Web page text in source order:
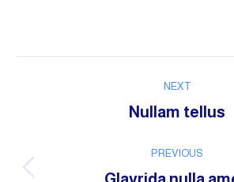
PREVIOUS
Previous
NEXT
Next
Nullam tellus